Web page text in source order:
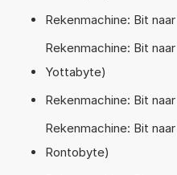
Rekenmachine: Bit
Rekenmachine: Bit
Yottabyte)
Rekenmachine: Bit
Rekenmachine: Bit
Rontobyte)